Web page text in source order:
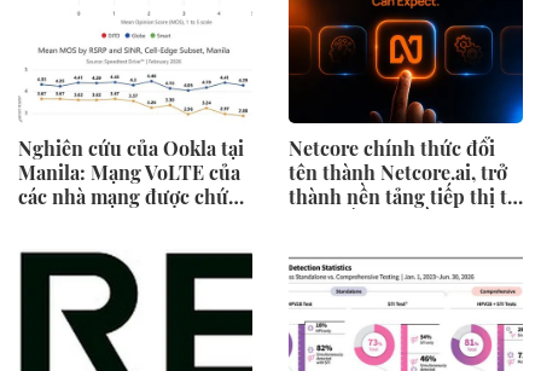
Nghiên cứu của Ookla tại
Manila: Mạng VoLTE của
các nhà mạng được chứng
lượng và độ tin cậy của
cuộc gọi thoại
Netcore chính thức đổi
tên thành Netcore.ai, trở
thành nền tảng tiếp thị tự
trưởng khách hàng